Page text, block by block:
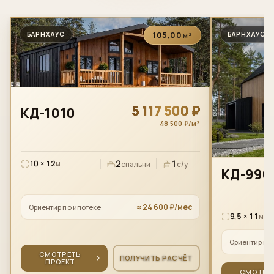
БАРНХАУС 105,00 м²
КД-1010
10 × 12м 2спальни 1 с/у
5 117 500 ₽
48 500 ₽/м²
Ориентир по ипотеке ≈ 24 600 ₽/мес
СМОТРЕТЬ
ПРОЕКТ
ПОЛУЧИТЬ РАСЧЁТ
БАРНХАУС
КД-990
9,5 × 11 м
Ориентир по